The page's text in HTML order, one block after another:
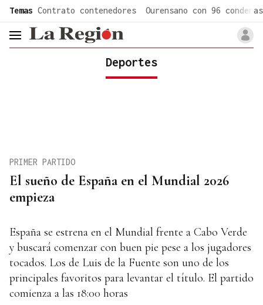
Temas Contrato contenedores Ourensano con 96 condenas
header.menu.open
Deportes
El sueño de España en el Mundial 2026
empieza
PRIMER PARTIDO
España se estrena en el Mundial frente a Cabo Verde
y buscará comenzar con buen pie pese a los jugadores
tocados. Los de Luis de la Fuente son uno de los
principales favoritos para levantar el título. El partido
comienza a las 18:00 horas